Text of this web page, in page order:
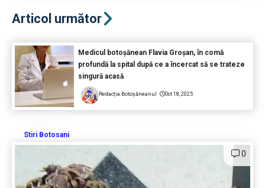
Articol următor
Medicul botoșănean Flavia Groșan, în comă
profundă la spital după ce a încercat să se trateze
singură acasă
Redacția Botoșăneanul Oct 18, 2025
Stiri Botosani
0